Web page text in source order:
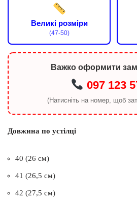
Великі розміри
(47-50)
Важко оформити
097 123
(Натисніть на номер, щоб
Довжина по устілці
40 (26 см)
41 (26,5 см)
42 (27,5 см)